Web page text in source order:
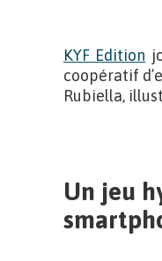
KYF Edition
coopératif
Rubiella,
Un jeu